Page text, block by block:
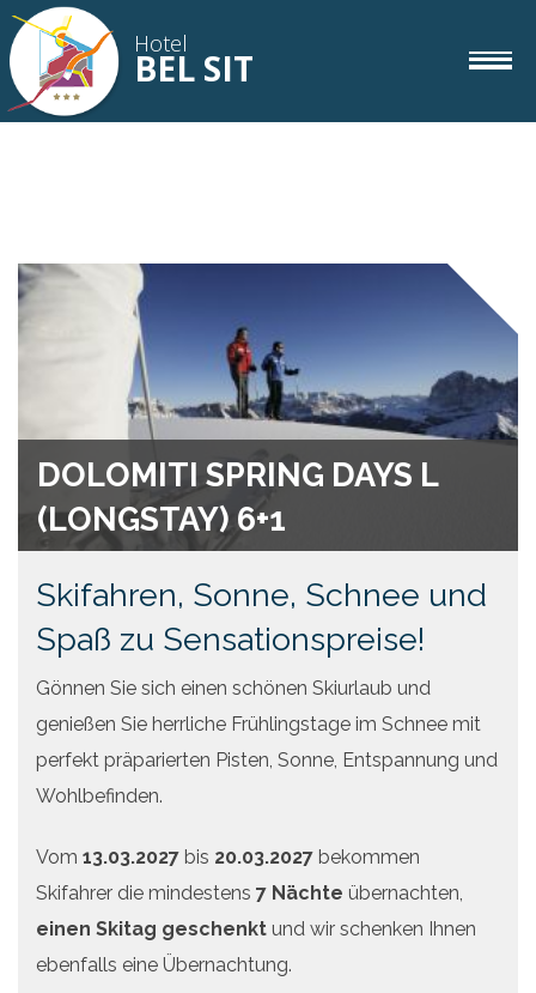
Hotel
BEL SIT
Gourmet
Wellness
Angebote
Preise
DOLOMITI SPRING DAYS L
(LONGSTAY) 6+1
Skifahren, Sonne, Schnee und
Spaß zu Sensationspreise!
Gönnen Sie sich einen schönen Skiurlaub und
genießen Sie herrliche Frühlingstage im Schnee mit
perfekt präparierten Pisten, Sonne, Entspannung und
Wohlbefinden.
Vom 13.03.2027 bis 20.03.2027 bekommen
Skifahrer die mindestens 7 Nächte übernachten,
einen Skitag geschenkt und wir schenken Ihnen
ebenfalls eine Übernachtung.